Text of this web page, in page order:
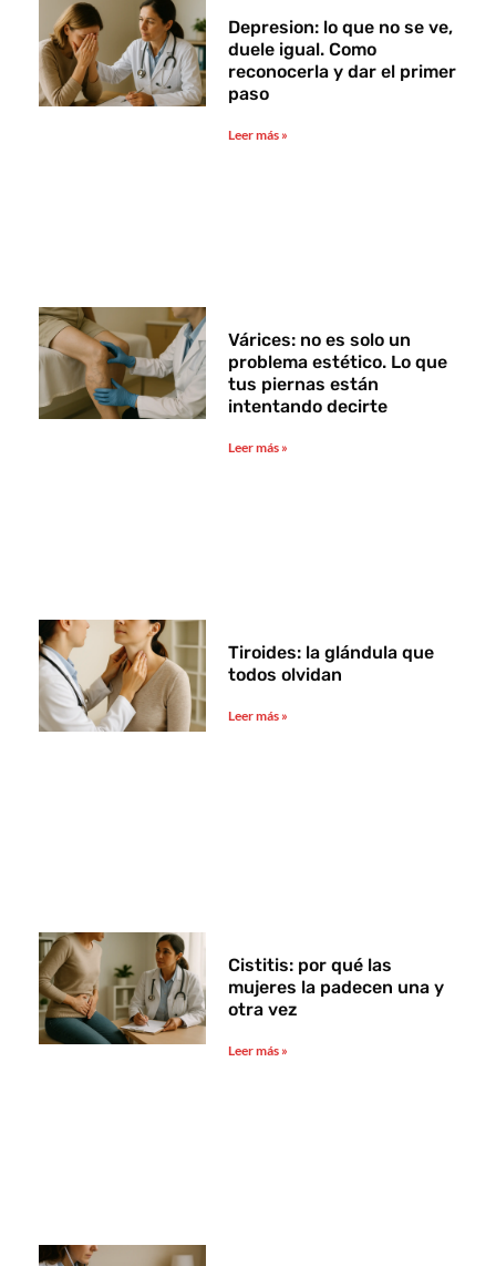
Depresion: lo que no se ve,
duele igual. Como
reconocerla y dar el primer
paso
Leer más »
Várices: no es solo un
problema estético. Lo que
tus piernas están
intentando decirte
Leer más »
Tiroides: la glándula que
todos olvidan
Leer más »
Cistitis: por qué las
mujeres la padecen una y
otra vez
Leer más »